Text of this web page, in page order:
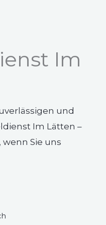
Im
und
Im Lätten –
Sie uns